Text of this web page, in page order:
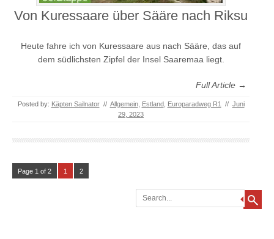
Von Kuressaare über Sääre nach Riksu
Heute fahre ich von Kuressaare aus nach Sääre, das auf
dem südlichsten Zipfel der Insel Saaremaa liegt.
Full Article →
Posted by: Käpten Sailnator // Allgemein, Estland, Europaradweg R1 // Juni
29, 2023
Page 1 of 2 1 2
Search